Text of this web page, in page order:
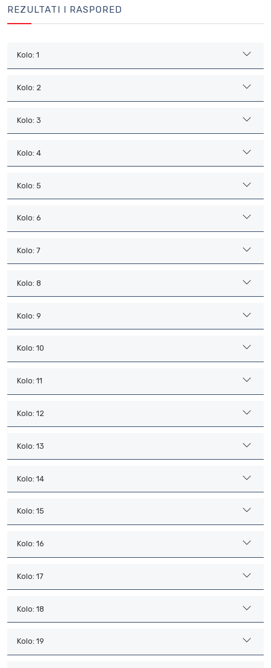
REZULTATI I RASPORED
Kolo: 1
Kolo: 2
Kolo: 3
Kolo: 4
Kolo: 5
Kolo: 6
Kolo: 7
Kolo: 8
Kolo: 9
Kolo: 10
Kolo: 11
Kolo: 12
Kolo: 13
Kolo: 14
Kolo: 15
Kolo: 16
Kolo: 17
Kolo: 18
Kolo: 19